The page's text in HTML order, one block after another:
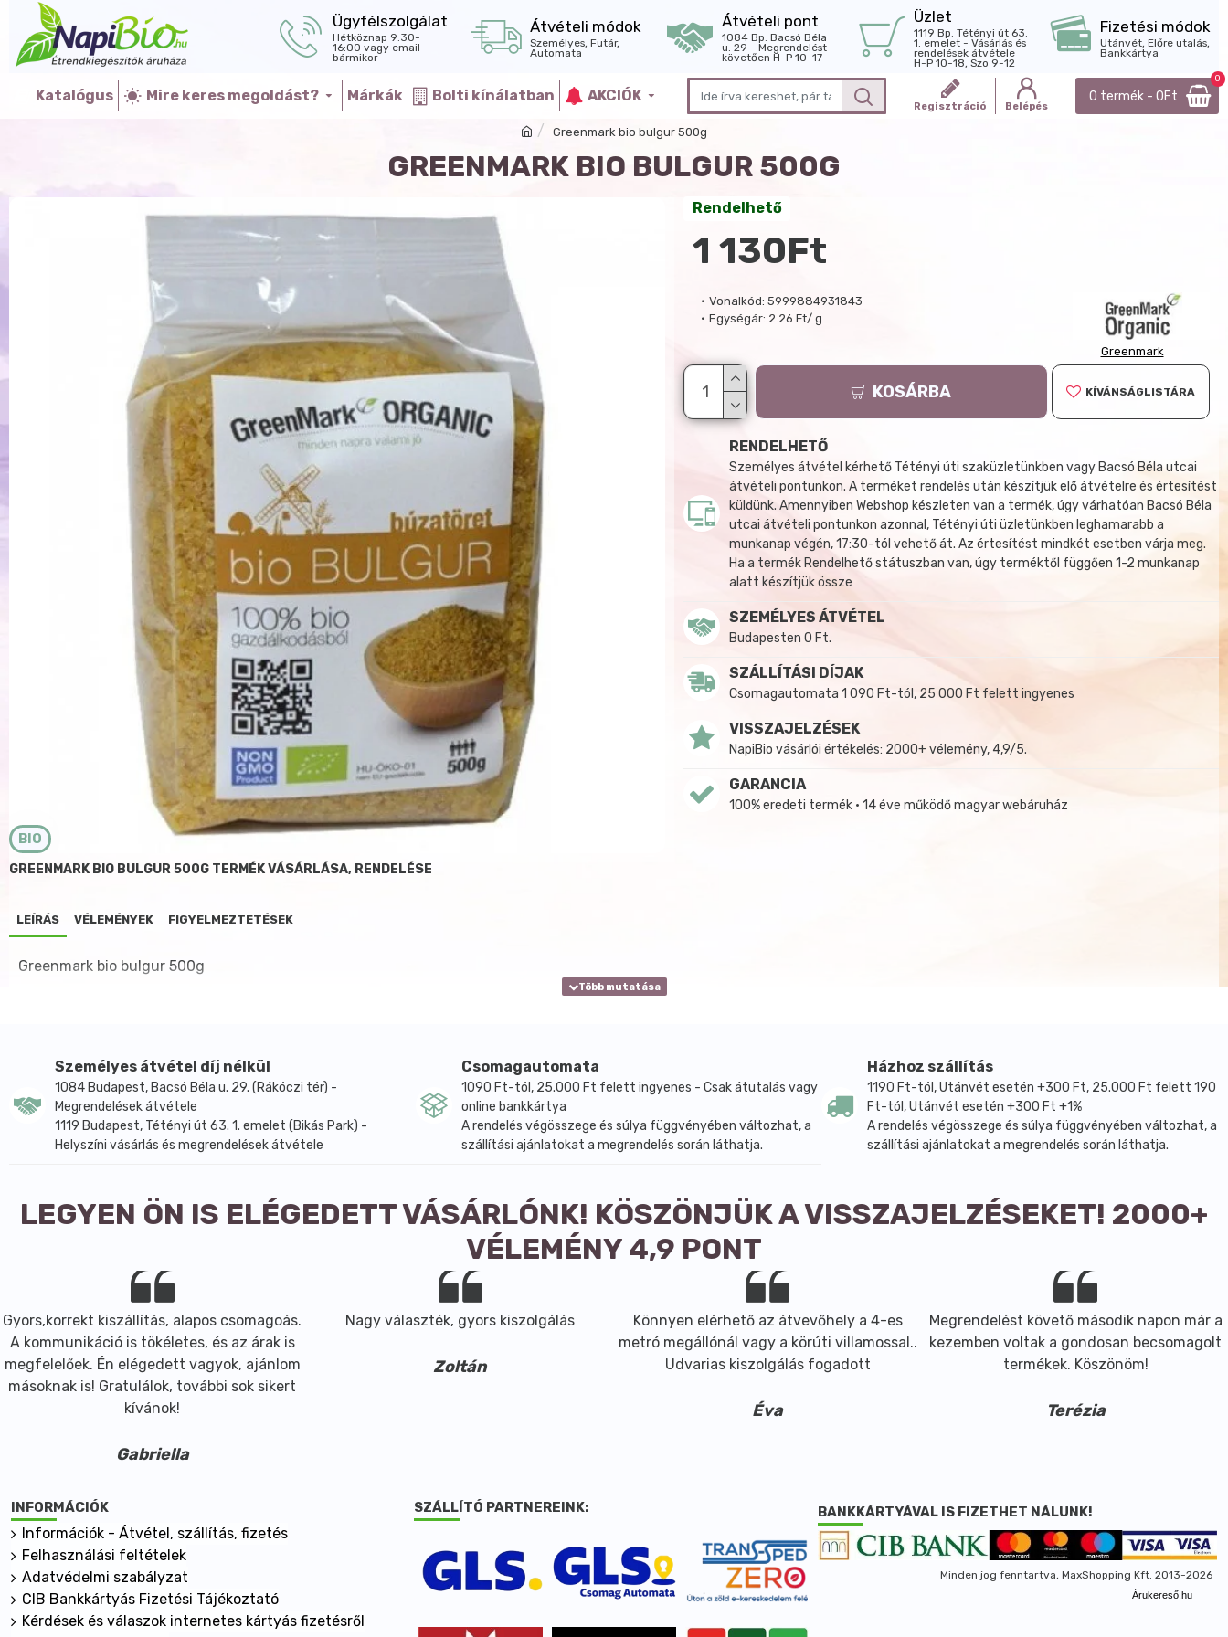
Ügyfélszolgálat
Hétköznap 9:30-
16:00 vagy email
bármikor
Átvételi módok
Személyes, Futár,
Automata
Átvételi pont
1084 Bp. Bacsó Béla
u. 29 - Megrendelést
követően H-P 10-17
Üzlet
1119 Bp. Tétényi út 63.
1. emelet - Vásárlás és
rendelések átvétele
H-P 10-18, Szo 9-12
Fizetési módok
Utánvét, Előre utalás,
Bankkártya
Katalógus Mire keres megoldást? Márkák Bolti kínálatban AKCIÓK
Regisztráció Belépés
0 termék - 0Ft
0
Greenmark bio bulgur 500g
GREENMARK BIO BULGUR 500G
BIO
Vonalkód: 5999884931843
Egységár: 2.26 Ft/ g
Greenmark
Rendelhető
1 130Ft
KOSÁRBA KÍVÁNSÁGLISTÁRA
RENDELHETŐ
Személyes átvétel kérhető Tétényi úti szaküzletünkben vagy Bacsó Béla utcai
átvételi pontunkon. A terméket rendelés után készítjük elő átvételre és értesítést
küldünk. Amennyiben Webshop készleten van a termék, úgy várhatóan Bacsó Béla
utcai átvételi pontunkon azonnal, Tétényi úti üzletünkben leghamarabb a
munkanap végén, 17:30-tól vehető át. Az értesítést mindkét esetben várja meg.
Ha a termék Rendelhető státuszban van, úgy terméktől függően 1-2 munkanap
alatt készítjük össze
SZEMÉLYES ÁTVÉTEL
Budapesten 0 Ft.
SZÁLLÍTÁSI DÍJAK
Csomagautomata 1 090 Ft-tól, 25 000 Ft felett ingyenes
VISSZAJELZÉSEK
NapiBio vásárlói értékelés: 2000+ vélemény, 4,9/5.
GARANCIA
100% eredeti termék • 14 éve működő magyar webáruház
GREENMARK BIO BULGUR 500G TERMÉK VÁSÁRLÁSA, RENDELÉSE
LEÍRÁS VÉLEMÉNYEK FIGYELMEZTETÉSEK
Greenmark bio bulgur 500g
Személyes átvétel díj nélkül
1084 Budapest, Bacsó Béla u. 29. (Rákóczi tér) -
Megrendelések átvétele
1119 Budapest, Tétényi út 63. 1. emelet (Bikás Park) -
Helyszíni vásárlás és megrendelések átvétele
Csomagautomata
1090 Ft-tól, 25.000 Ft felett ingyenes - Csak átutalás vagy
online bankkártya
A rendelés végösszege és súlya függvényében változhat, a
szállítási ajánlatokat a megrendelés során láthatja.
Házhoz szállítás
1190 Ft-tól, Utánvét esetén +300 Ft, 25.000 Ft felett 190
Ft-tól, Utánvét esetén +300 Ft +1%
A rendelés végösszege és súlya függvényében változhat, a
szállítási ajánlatokat a megrendelés során láthatja.
LEGYEN ÖN IS ELÉGEDETT VÁSÁRLÓNK! KÖSZÖNJÜK A VISSZAJELZÉSEKET! 2000+
VÉLEMÉNY 4,9 PONT
Gyors,korrekt kiszállítás, alapos csomagoás.
A kommunikáció is tökéletes, és az árak is
megfelelőek. Én elégedett vagyok, ajánlom
másoknak is! Gratulálok, további sok sikert
kívánok!
Gabriella
Nagy választék, gyors kiszolgálás
Zoltán
Könnyen elérhető az átvevőhely a 4-es
metró megállónál vagy a körúti villamossal..
Udvarias kiszolgálás fogadott
Éva
Megrendelést követő második napon már a
kezemben voltak a gondosan becsomagolt
termékek. Köszönöm!
Terézia
INFORMÁCIÓK
Információk - Átvétel, szállítás, fizetés
Felhasználási feltételek
Adatvédelmi szabályzat
CIB Bankkártyás Fizetési Tájékoztató
Kérdések és válaszok internetes kártyás fizetésről
SZÁLLÍTÓ PARTNEREINK: BANKKÁRTYÁVAL IS FIZETHET NÁLUNK!
Minden jog fenntartva, MaxShopping Kft. 2013-2026
Árukereső.hu